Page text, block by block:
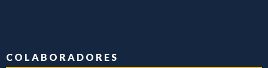
COLABORADORES